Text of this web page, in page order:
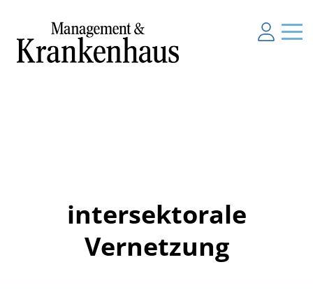
intersektorale
Vernetzung